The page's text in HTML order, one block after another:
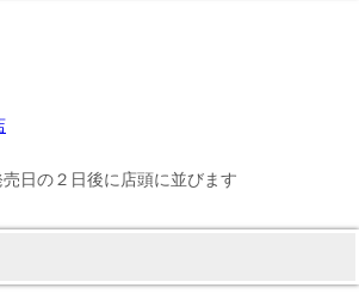
日の２日後に店頭に並びます